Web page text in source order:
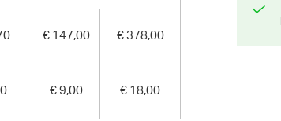
€ 147,00 € 378,00
€ 9,00 € 18,00